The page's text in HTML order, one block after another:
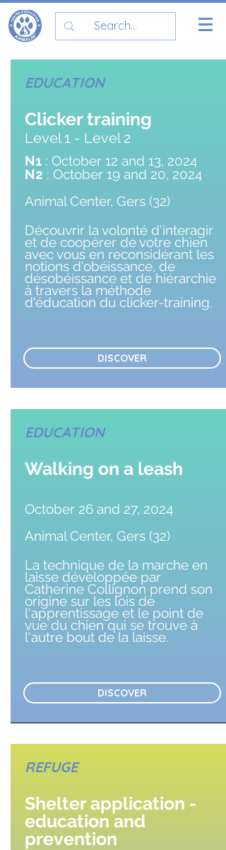
EDUCATION
Clicker training
Level 1 - Level 2
N1 : October 12 and 13, 2024
N2 : October 19 and 20, 2024
Animal Center, Gers (32)
Découvrir la volonté d'interagir
et de coopérer de votre chien
avec vous en reconsidérant les
notions d'obéissance, de
désobéissance et de hiérarchie
à travers la méthode
d'éducation du clicker-training.
DISCOVER
EDUCATION
Walking on a leash
October 26 and 27, 2024
Animal Center, Gers (32)
La technique de la marche en
laisse développée par
Catherine Collignon prend son
origine sur les lois de
l'apprentissage et le point de
vue du chien qui se trouve à
l'autre bout de la laisse.
DISCOVER
REFUGE
Shelter application -
education and
prevention